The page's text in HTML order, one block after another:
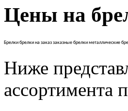
Цены на
Брелки брелки на заказ заказные брелки металлические
Ниже
ассортимента